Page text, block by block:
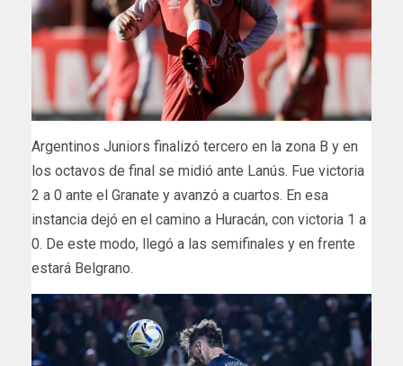
Argentinos Juniors finalizó tercero en la zona B y en
los octavos de final se midió ante Lanús. Fue victoria
2 a 0 ante el Granate y avanzó a cuartos. En esa
instancia dejó en el camino a Huracán, con victoria 1 a
0. De este modo, llegó a las semifinales y en frente
estará Belgrano.